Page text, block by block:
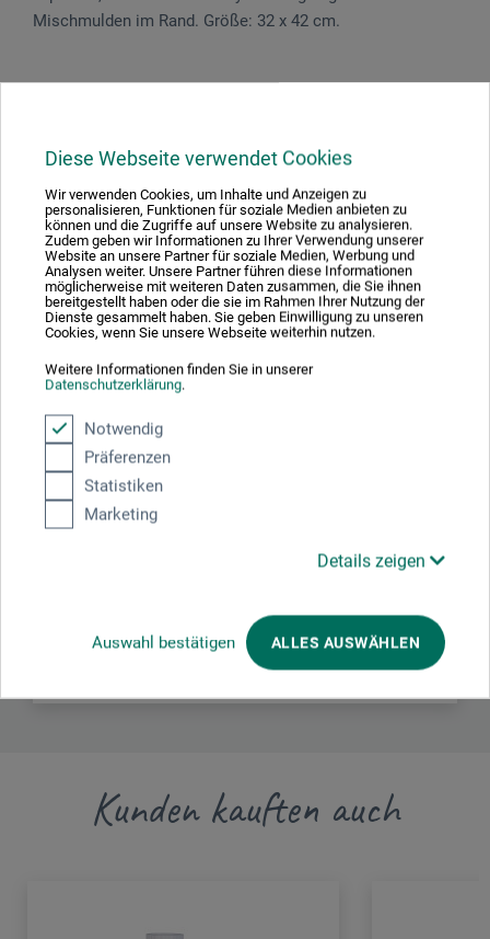
Diese Webseite verwendet Cookies
Wir verwenden Cookies, um Inhalte und Anzeigen zu
personalisieren, Funktionen für soziale Medien anbieten zu
können und die Zugriffe auf unsere Website zu analysieren.
Zudem geben wir Informationen zu Ihrer Verwendung unserer
Website an unsere Partner für soziale Medien, Werbung und
Analysen weiter. Unsere Partner führen diese Informationen
möglicherweise mit weiteren Daten zusammen, die Sie ihnen
bereitgestellt haben oder die sie im Rahmen Ihrer Nutzung der
Dienste gesammelt haben. Sie geben Einwilligung zu unseren
Cookies, wenn Sie unsere Webseite weiterhin nutzen.
Weitere Informationen finden Sie in unserer
Datenschutzerklärung.
Notwendig
Präferenzen
Statistiken
Marketing
Details zeigen
Auswahl bestätigen ALLES AUSWÄHLEN
Mischmulden im Rand. Größe: 32 x 42 cm.
Produktbewertungen (0)
Schreiben Sie die erste Bewertung zu diesem Produkt
JETZT PRODUKT BEWERTEN
Hersteller-Kontakt
Hier finden Sie die Kontaktdaten des Herstellers zu
Kunden kauften auch